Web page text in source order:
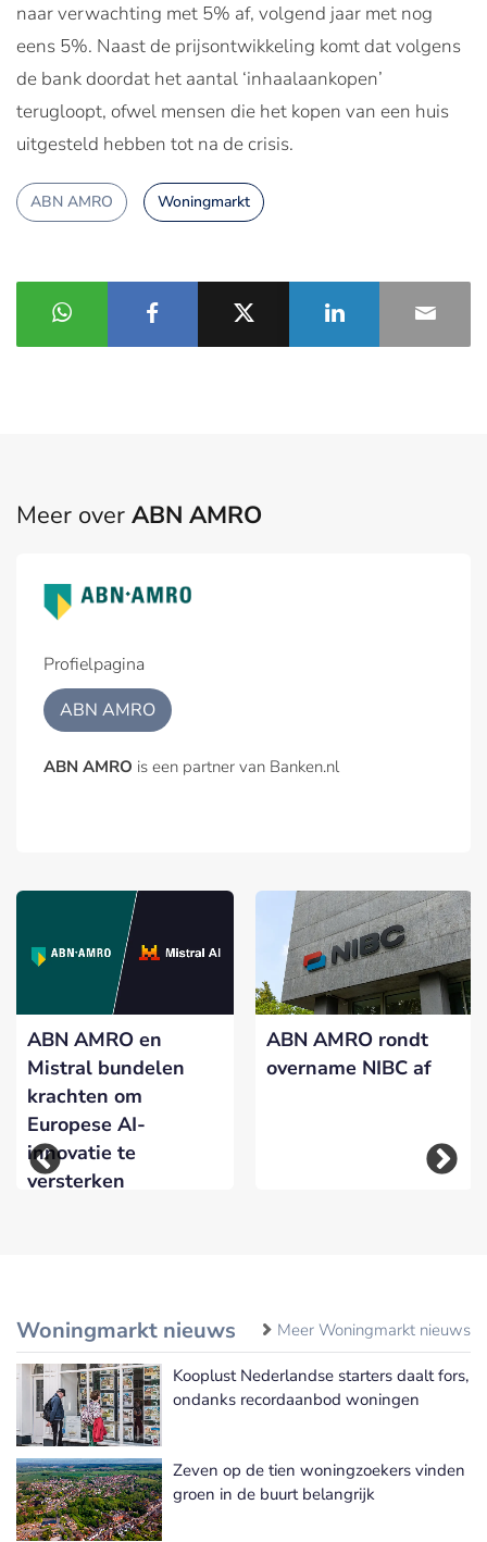
naar verwachting met 5% af, volgend jaar met nog
eens 5%. Naast de prijsontwikkeling komt dat volgens
de bank doordat het aantal ‘inhaalaankopen’
terugloopt, ofwel mensen die het kopen van een huis
uitgesteld hebben tot na de crisis.
ABN AMRO Woningmarkt
Meer over ABN AMRO
Profielpagina
ABN AMRO
ABN AMRO is een partner van Banken.nl
ABN AMRO en
Mistral bundelen
krachten om
Europese AI-
innovatie te
versterken
ABN AMRO rondt
overname NIBC af
Woningmarkt nieuws Meer Woningmarkt nieuws
Kooplust Nederlandse starters daalt fors,
ondanks recordaanbod woningen
Zeven op de tien woningzoekers vinden
groen in de buurt belangrijk